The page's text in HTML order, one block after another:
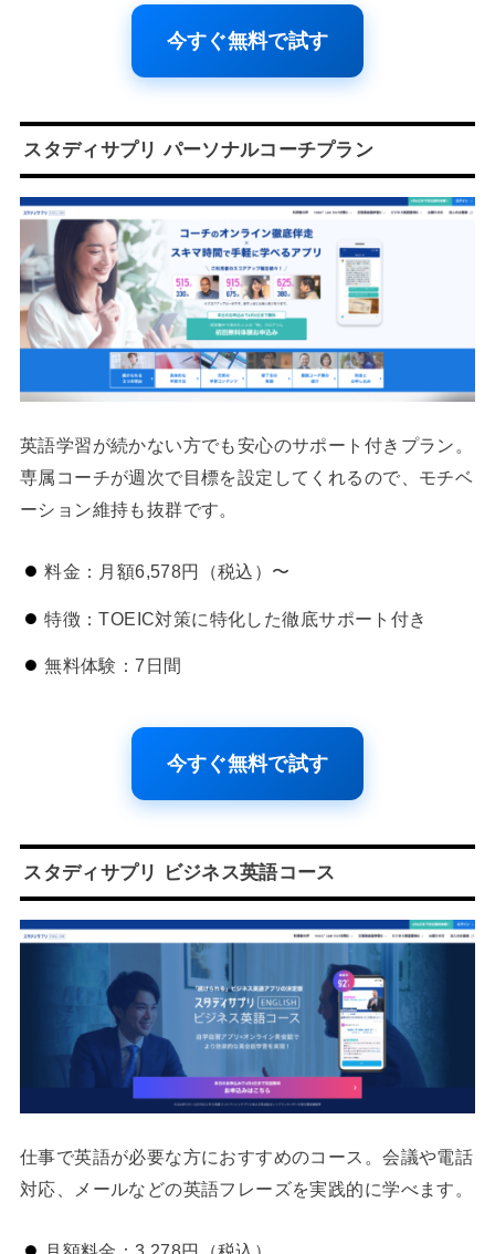
今すぐ無料で試す
スタディサプリ パーソナルコーチプラン
英語学習が続かない方でも安心のサポート付きプラン。
専属コーチが週次で目標を設定してくれるので、モチベ
ーション維持も抜群です。
料金：月額6,578円（税込）〜
特徴：TOEIC対策に特化した徹底サポート付き
無料体験：7日間
今すぐ無料で試す
スタディサプリ ビジネス英語コース
仕事で英語が必要な方におすすめのコース。会議や電話
対応、メールなどの英語フレーズを実践的に学べます。